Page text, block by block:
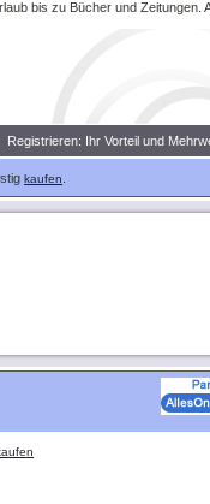
bis zu Bücher und
Registrieren: Ihr Vorteil und
kaufen